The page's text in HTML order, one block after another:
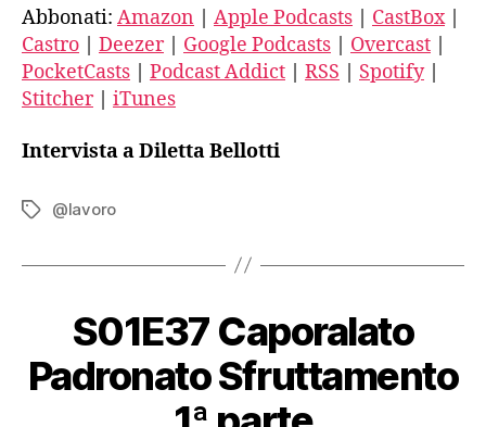
CastBox Castro
Deezer Google Podcasts
Overcast PocketCasts
Podcast Addict
RSS FEED
LINK
EMBED
Abbonati: Amazon Apple Podcasts CastBox|
Castro
Deezer| Google Podcasts Overcast
PocketCasts
Podcast Addict RSS Spotify|
Stitcher| iTunes
Intervista a Diletta Bellotti
Tag @lavoro
S01E37 Caporalato
Padronato Sfruttamento